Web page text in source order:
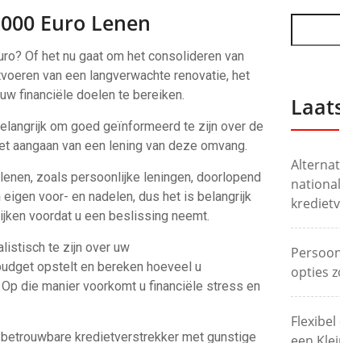
Euro Lenen
Of het nu gaat om het consolideren van
van een langverwachte renovatie, het
financiële doelen te bereiken.
om goed geïnformeerd te zijn over de
van een lening van deze omvang.
zoals persoonlijke leningen, doorlopend
voor- en nadelen, dus het is belangrijk
voordat u een beslissing neemt.
te zijn over uw
opstelt en bereken hoeveel u
die manier voorkomt u financiële stress en
kredietverstrekker met gunstige
opties